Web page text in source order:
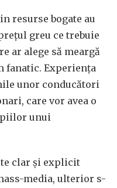
resurse bogate au
greu ce trebuie
ar alege să meargă
fanatic. Experiența
unor conducători
care vor avea o
unui
clar și explicit
media, ulterior s-